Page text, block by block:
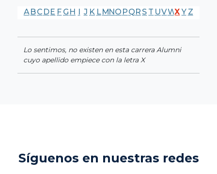
A BC DE F G H I J K LMNO PQR S T UVWXY Z
Lo sentimos, no existen en esta carrera Alumni
cuyo apellido empiece con la letra X
Síguenos en nuestras redes